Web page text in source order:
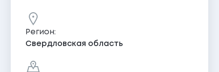
Регион:
Свердловская область